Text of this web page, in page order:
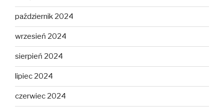
październik 2024
wrzesień 2024
sierpień 2024
lipiec 2024
czerwiec 2024